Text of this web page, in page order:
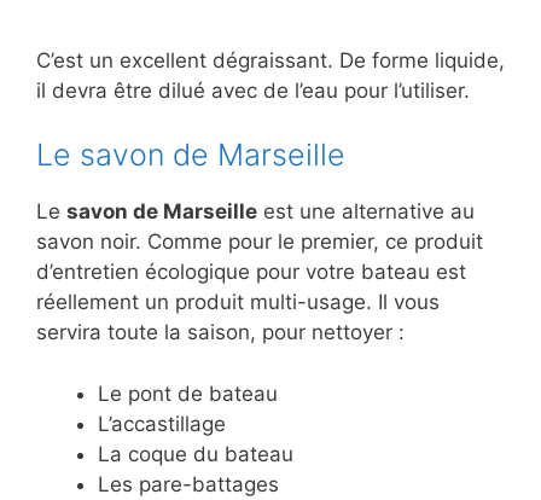
C’est un excellent dégraissant. De forme liquide,
il devra être dilué avec de l’eau pour l’utiliser.
Le savon de Marseille
Le savon de Marseille est une alternative au
savon noir. Comme pour le premier, ce produit
d’entretien écologique pour votre bateau est
réellement un produit multi-usage. Il vous
servira toute la saison, pour nettoyer :
Le pont de bateau
L’accastillage
La coque du bateau
Les pare-battages